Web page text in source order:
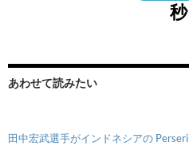
秒
あわせて読みたい
田中宏武選手がインドネシアの